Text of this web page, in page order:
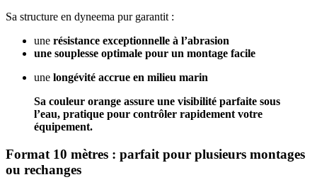
Sa structure en dyneema pur garantit :
une résistance exceptionnelle à l’abrasion
une souplesse optimale pour un montage facile
une longévité accrue en milieu marin
Sa couleur orange assure une visibilité parfaite sous
l’eau, pratique pour contrôler rapidement votre
équipement.
Format 10 mètres : parfait pour plusieurs montages
ou rechanges